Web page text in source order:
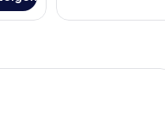
Inn - Slayton, MN - HWY 59